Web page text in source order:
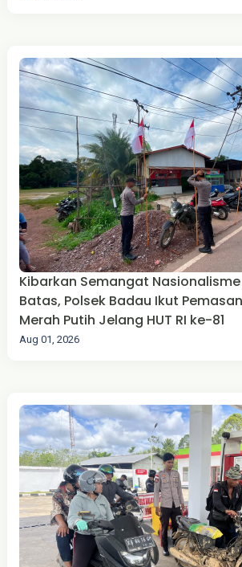
Kibarkan Semangat
Batas, Polsek Badau Ikut
Merah Putih Jelang HUT RI ke-81
Aug 01, 2026